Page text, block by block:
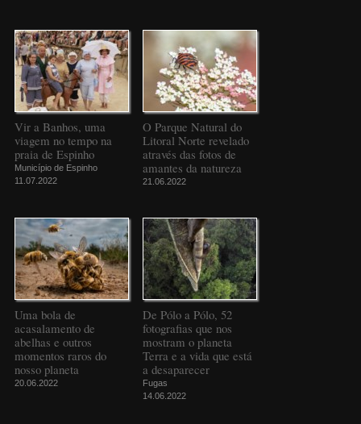
Vir a Banhos, uma
viagem no tempo na
praia de Espinho
Município de Espinho
11.07.2022
O Parque Natural do
Litoral Norte revelado
através das fotos de
amantes da natureza
21.06.2022
Uma bola de
acasalamento de
abelhas e outros
momentos raros do
nosso planeta
20.06.2022
De Pólo a Pólo, 52
fotografias que nos
mostram o planeta
Terra e a vida que está
a desaparecer
Fugas
14.06.2022